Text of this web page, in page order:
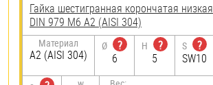
Гайка шестигранная корончатая низкая
DIN 979 М6 А2 (AISI 304)
Материал
А2 (AISI 304)
Ø
?
6
H
?
5
S
?
SW10